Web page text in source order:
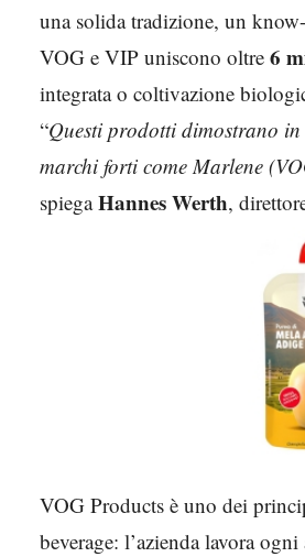
una solida tradizione, un
VOG e VIP uniscono oltre 6
integrata o coltivazione
“Questi prodotti dimostrano in
marchi forti come Marlene
spiegaHannes Werth,
VOG Products è uno dei
beverage: l’azienda lavora